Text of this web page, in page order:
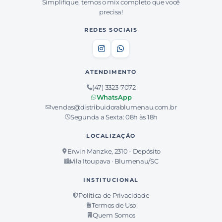
Simplifique, temos o mix completo que você
precisa!
REDES SOCIAIS
ATENDIMENTO
(47) 3323-7072
WhatsApp
vendas@distribuidorablumenau.com.br
Segunda a Sexta: 08h às 18h
LOCALIZAÇÃO
Erwin Manzke, 2310 - Depósito
Vila Itoupava · Blumenau/SC
INSTITUCIONAL
Política de Privacidade
Termos de Uso
Quem Somos